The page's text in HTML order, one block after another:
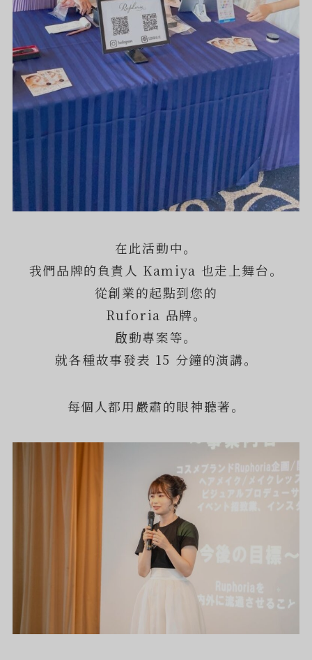
在此活動中。
我們品牌的負責人 Kamiya 也走上舞台。
從創業的起點到您的
Ruforia 品牌。
啟動專案等。
就各種故事發表 15 分鐘的演講。
每個人都用嚴肅的眼神聽著。